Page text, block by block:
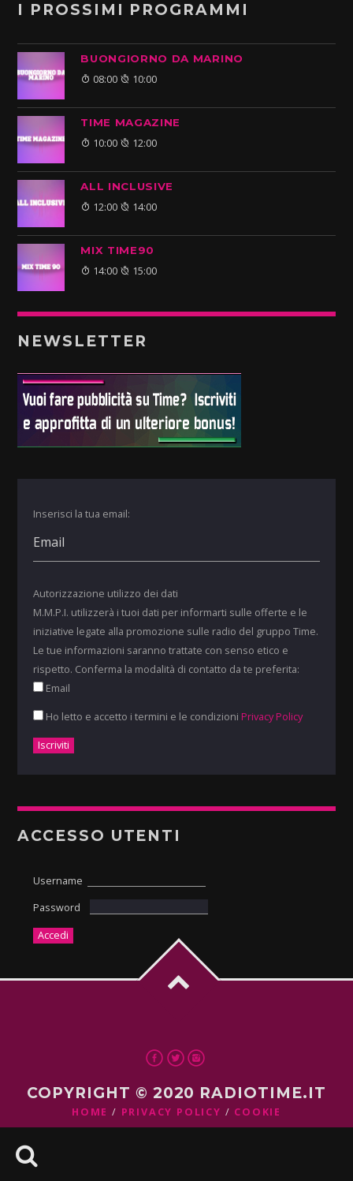
I PROSSIMI PROGRAMMI
BUONGIORNO DA MARINO
08:00 10:00
TIME MAGAZINE
10:00 12:00
ALL INCLUSIVE
12:00 14:00
MIX TIME90
14:00 15:00
NEWSLETTER
Inserisci la tua email:
Autorizzazione utilizzo dei dati
M.M.P.I. utilizzerà i tuoi dati per informarti sulle offerte e le
iniziative legate alla promozione sulle radio del gruppo Time.
Le tue informazioni saranno trattate con senso etico e
rispetto. Conferma la modalità di contatto da te preferita:
Email
Ho letto e accetto i termini e le condizioni Privacy Policy
ACCESSO UTENTI
Username
Password
COPYRIGHT © 2020 RADIOTIME.IT
HOME PRIVACY POLICY COOKIE